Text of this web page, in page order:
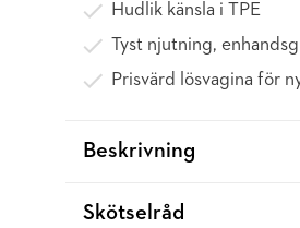
Hudlik känsla i TPE
Tyst njutning,
Prisvärd lösvagina för
Beskrivning
Skötselråd